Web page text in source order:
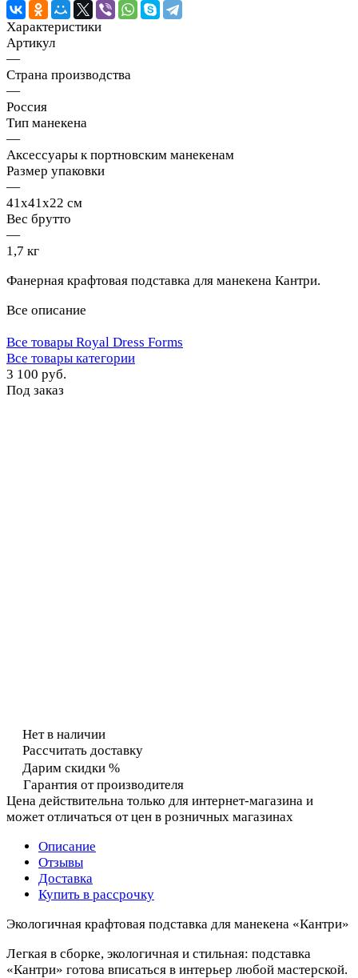
Характеристики
Артикул
—
Страна производства
—
Россия
Тип манекена
—
Аксессуары к портновским манекенам
Размер упаковки
—
41х41х22 см
Вес брутто
—
1,7 кг
Фанерная крафтовая подставка для манекена Кантри.
Все описание
Все товары Royal Dress Forms
Все товары категории
3 100 руб.
Под заказ
Нет в наличии
Рассчитать доставку
Дарим скидки %
Гарантия от производителя
Цена действительна только для интернет-магазина и
может отличаться от цен в розничных магазинах
Описание
Отзывы
Доставка
Купить в рассрочку
Экологичная крафтовая подставка для манекена «Кантри»
Легкая в сборке, экологичная и стильная: подставка
«Кантри» готова вписаться в интерьер любой мастерской.